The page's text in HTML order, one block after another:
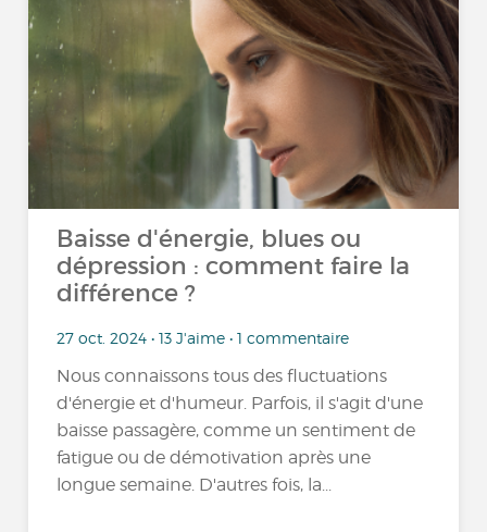
Baisse d'énergie, blues ou
dépression : comment faire la
différence ?
27 oct. 2024 • 13 J'aime • 1 commentaire
Nous connaissons tous des fluctuations
d'énergie et d'humeur. Parfois, il s'agit d'une
baisse passagère, comme un sentiment de
fatigue ou de démotivation après une
longue semaine. D'autres fois, la...